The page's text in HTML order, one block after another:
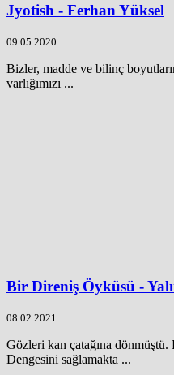
Jyotish - Ferhan Yüksel
09.05.2020
Bizler, madde ve bilinç
varlığımızı ...
Bir Direniş Öyküsü -
08.02.2021
Gözleri kan çatağına
Dengesini sağlamakta ...